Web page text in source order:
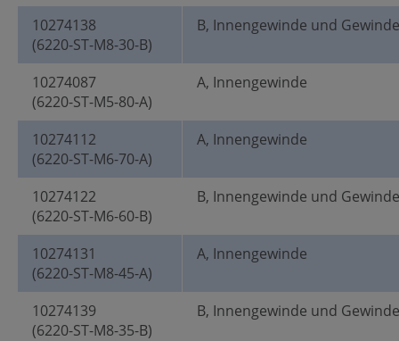
10274138
(6220-ST-M8-30-B)
B, Innengewinde und
10274087
(6220-ST-M5-80-A)
A, Innengewinde
10274112
(6220-ST-M6-70-A)
A, Innengewinde
10274122
(6220-ST-M6-60-B)
B, Innengewinde und
10274131
(6220-ST-M8-45-A)
A, Innengewinde
10274139
(6220-ST-M8-35-B)
B, Innengewinde und